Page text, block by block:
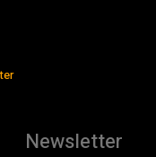
Newsletter